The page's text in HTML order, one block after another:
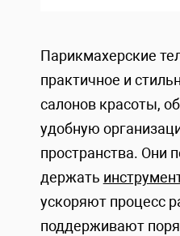
Парикмахерские
практичное и
салонов красоты,
удобную
пространства. Они
держать
ускоряют процесс
поддерживают